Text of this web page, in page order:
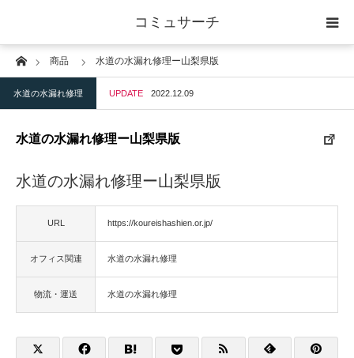
コミュサーチ
Home商品 水道の水漏れ修理ー山梨県版
水道の水漏れ修理 UPDATE 2022.12.09
水道の水漏れ修理ー山梨県版
水道の水漏れ修理ー山梨県版
URL https://koureishashien.or.jp/
オフィス関連 水道の水漏れ修理
物流・運送 水道の水漏れ修理
ホーム
士業
店舗・建築
物流・運送